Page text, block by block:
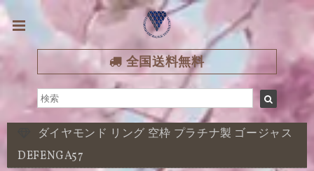
全国送料無料
ダイヤモンド リング 空枠 プラチナ製 ゴージャス
DEFENGA57